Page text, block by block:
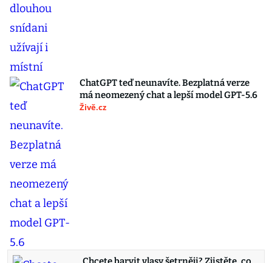
ChatGPT teď neunavíte. Bezplatná verze
má neomezený chat a lepší model GPT-5.6
Živě.cz